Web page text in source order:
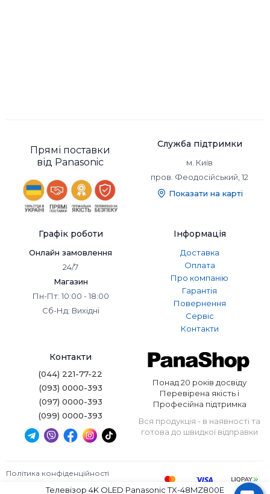
Телевізор 4K OLED Panasonic TX-48MZ800E
Прямі поставки
від Panasonic
Служба підтримки
м. Київ
пров. Феодосійський, 12
Показати на карті
Графік роботи
Онлайн замовлення
24/7
Магазин
Пн-Пт: 10:00 - 18:00
Сб-Нд: Вихідні
Інформація
Доставка
Оплата
Про компанію
Гарантія
Повернення
Сервіс
Контакти
Контакти
(044) 221-77-22
(093) 0000-393
(097) 0000-393
(099) 0000-393
Понад 20 років досвіду
Перевірена якість і
Професійна підтримка
Вся продукція - в наявності та
готова до швидкої відправки
Політика конфіденційності
Умови використання